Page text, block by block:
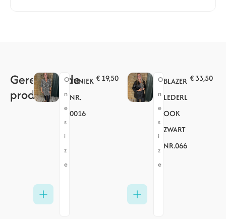
Gerelateerde
producten
O
n
e
s
i
z
e
TUNIEK
NR.
0016
€19,50
O
n
e
s
i
z
e
BLAZER
LEDERL
OOK
ZWART
NR.066
€33,50